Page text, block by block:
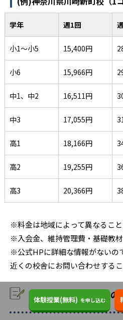
学年 週1回
小1～小5 15,400円
小6 15,966円
中1、中2 16,511円
中3 17,055円
高1 18,166円
高2 19,255円
高3 20,366円
※料金は地域によって異なること
※入会金、維持管理費・基礎教材
※公式HPに詳細な情報がないの
近くの校舎にお問い合わせする
個別指導スクールIEの
体験授業(無料) を申し込む